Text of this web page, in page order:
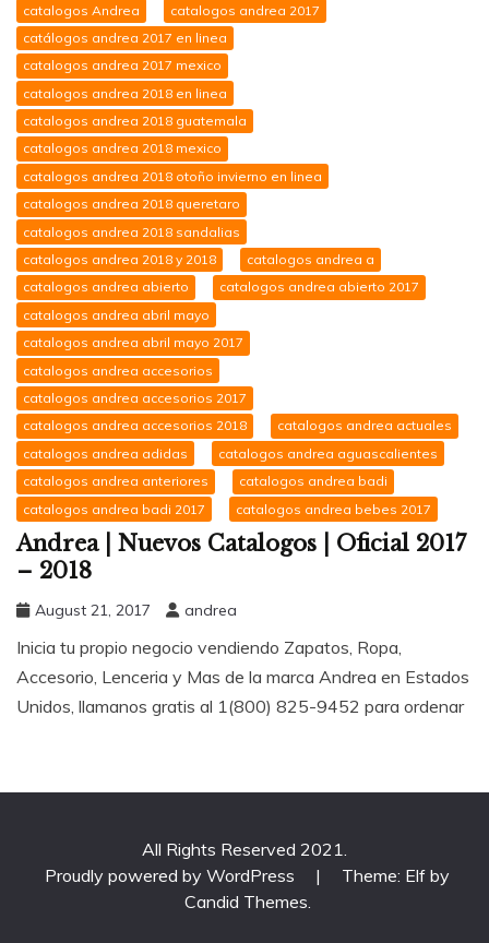
catalogos Andrea
catalogos andrea 2017
catálogos andrea 2017 en linea
catalogos andrea 2017 mexico
catalogos andrea 2018 en linea
catalogos andrea 2018 guatemala
catalogos andrea 2018 mexico
catalogos andrea 2018 otoño invierno en linea
catalogos andrea 2018 queretaro
catalogos andrea 2018 sandalias
catalogos andrea 2018 y 2018
catalogos andrea a
catalogos andrea abierto
catalogos andrea abierto 2017
catalogos andrea abril mayo
catalogos andrea abril mayo 2017
catalogos andrea accesorios
catalogos andrea accesorios 2017
catalogos andrea accesorios 2018
catalogos andrea actuales
catalogos andrea adidas
catalogos andrea aguascalientes
catalogos andrea anteriores
catalogos andrea badi
catalogos andrea badi 2017
catalogos andrea bebes 2017
Andrea | Nuevos Catalogos | Oficial 2017
– 2018
August 21, 2017 andrea
Inicia tu propio negocio vendiendo Zapatos, Ropa,
Accesorio, Lenceria y Mas de la marca Andrea en Estados
Unidos, llamanos gratis al 1(800) 825-9452 para ordenar
All Rights Reserved 2021.
Proudly powered by WordPress
|
Theme: Elf by
Candid Themes